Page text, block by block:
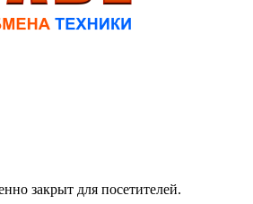
закрыт для посетителей.